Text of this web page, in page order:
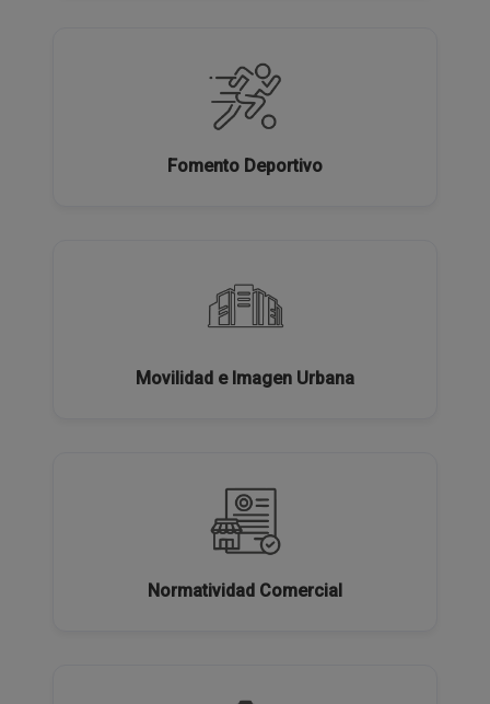
Fomento Deportivo
Movilidad e Imagen Urbana
Normatividad Comercial